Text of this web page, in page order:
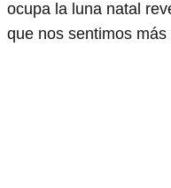
ocupa la luna natal
que nos sentimos más